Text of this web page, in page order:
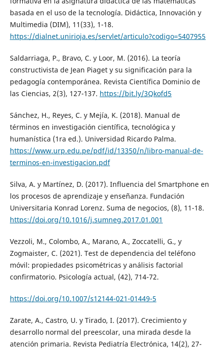
basada en el uso de la tecnología. Didáctica, Innovación y
Multimedia (DIM), 11(33), 1-18.
https://dialnet.unirioja.es/servlet/articulo?codigo=5407955
Saldarriaga, P., Bravo, C. y Loor, M. (2016). La teoría
constructivista de Jean Piaget y su significación para la
pedagogía contemporánea. Revista Científica Dominio de
las Ciencias, 2(3), 127-137. https://bit.ly/3Qkofd5
Sánchez, H., Reyes, C. y Mejía, K. (2018). Manual de
términos en investigación científica, tecnológica y
humanística (1ra ed.). Universidad Ricardo Palma.
https://www.urp.edu.pe/pdf/id/13350/n/libro-manual-de-
terminos-en-investigacion.pdf
Silva, A. y Martínez, D. (2017). Influencia del Smartphone en
los procesos de aprendizaje y enseñanza. Fundación
Universitaria Konrad Lorenz. Suma de negocios, (8), 11-18.
https://doi.org/10.1016/j.sumneg.2017.01.001
Vezzoli, M., Colombo, A., Marano, A., Zoccatelli, G., y
Zogmaister, C. (2021). Test de dependencia del teléfono
móvil: propiedades psicométricas y análisis factorial
confirmatorio. Psicología actual, (42), 714-72.
https://doi.org/10.1007/s12144-021-01449-5
Zarate, A., Castro, U. y Tirado, I. (2017). Crecimiento y
desarrollo normal del preescolar, una mirada desde la
atención primaria. Revista Pediatría Electrónica, 14(2), 27-